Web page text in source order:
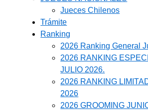
Jueces Chilenos
Trámite
Ranking
2026 Ranking General
2026 RANKING
JULIO 2026.
2026 RANKING
2026
2026 GROOMING